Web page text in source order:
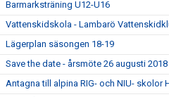
Barmarksträning U12-U16
Vattenskidskola - Lambarö
Lägerplan säsongen 18-19
Save the date - årsmöte 26 augusti
Antagna till alpina RIG- och NIU- skolor